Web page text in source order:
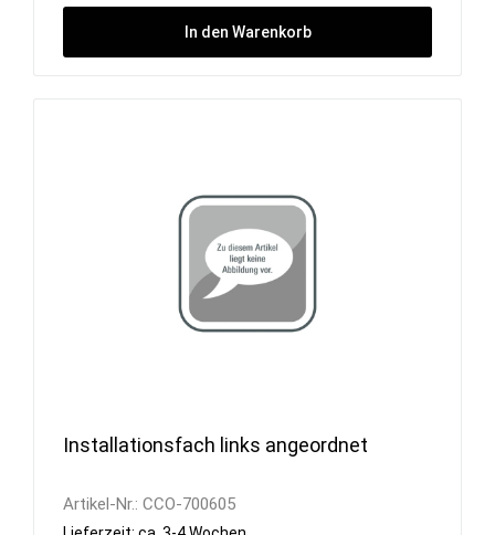
In den Warenkorb
Installationsfach links angeordnet
Artikel-Nr.: CCO-700605